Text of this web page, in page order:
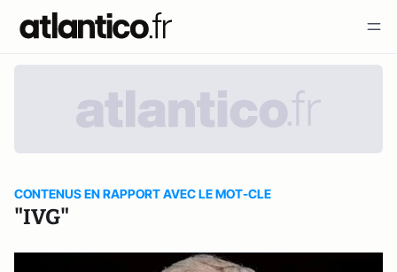
CONTENUS EN RAPPORT AVEC LE MOT-CLE
"IVG"